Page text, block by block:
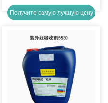
покрытий Chiguard® 353
Получите самую лучшую цену